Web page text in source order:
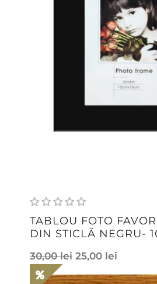
TABLOU FOTO
DIN STICLĂ NEGRU-
30,00lei 25,00 lei